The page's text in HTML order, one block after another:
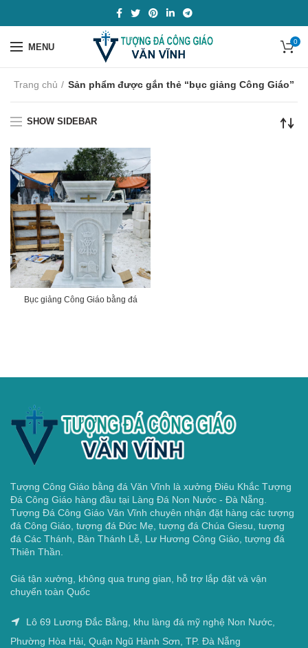
MENU 0
Trang chủ Sản phẩm được gắn thẻ “bục giảng Công Giáo”
SHOW SIDEBAR
Bục giảng Công Giáo bằng đá
Tượng Công Giáo bằng đá Văn Vĩnh là xưởng Điêu Khắc Tượng
Đá Công Giáo hàng đầu tại Làng Đá Non Nước - Đà Nẵng.
Tượng Đá Công Giáo Văn Vĩnh chuyên nhận đặt hàng các tượng
đá Công Giáo, tượng đá Đức Mẹ, tượng đá Chúa Giesu, tượng
đá Các Thánh, Bàn Thánh Lễ, Lư Hương Công Giáo, tượng đá
Thiên Thần.
Giá tận xưởng, không qua trung gian, hỗ trợ lắp đặt và vận
chuyển toàn Quốc
Lô 69 Lương Đắc Bằng, khu làng đá mỹ nghệ Non Nước,
Phường Hòa Hải, Quận Ngũ Hành Sơn, TP. Đà Nẵng